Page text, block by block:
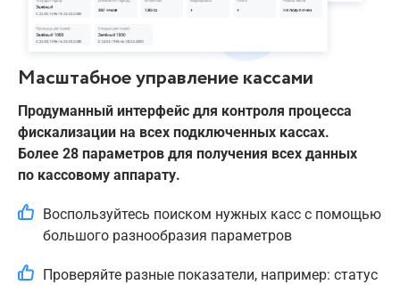
Масштабное управление кассами
Продуманный интерфейс для контроля процесса
фискализации на всех подключенных кассах.
Более 28 параметров для получения всех данных
по кассовому аппарату.
Воспользуйтесь поиском нужных касс с помощью
большого разнообразия параметров
Проверяйте разные показатели, например: статус